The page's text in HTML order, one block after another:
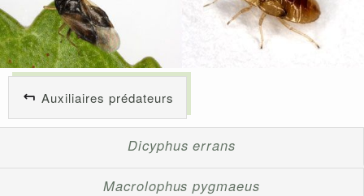
Auxiliaires prédateurs
Dicyphus errans
Macrolophus pygmaeus